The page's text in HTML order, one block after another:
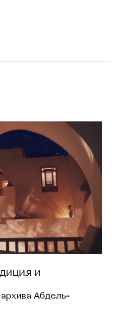
И
архива Абдель-